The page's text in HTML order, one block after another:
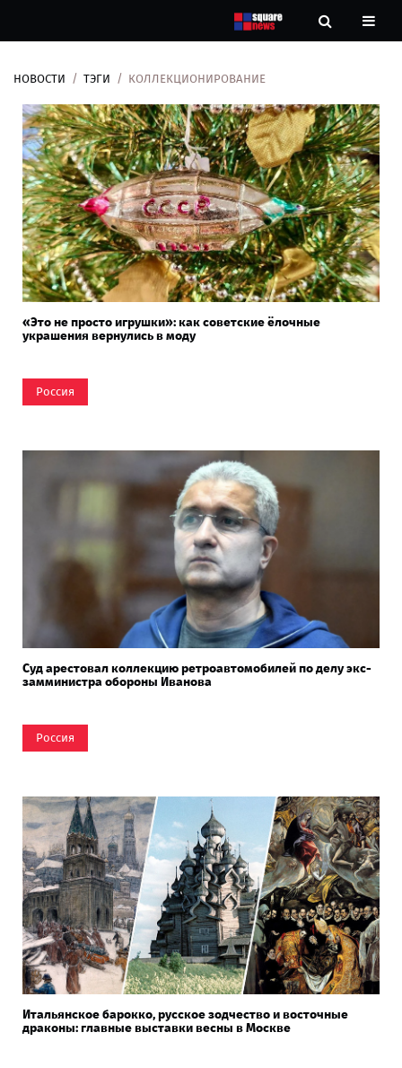
Рубрики
Контакты
О
нас
НОВОСТИ ТЭГИ КОЛЛЕКЦИОНИРОВАНИЕ
«Это не просто игрушки»: как советские ёлочные
украшения вернулись в моду
Россия
Суд арестовал коллекцию ретроавтомобилей по делу экс-
замминистра обороны Иванова
Россия
Итальянское барокко, русское зодчество и восточные
драконы: главные выставки весны в Москве